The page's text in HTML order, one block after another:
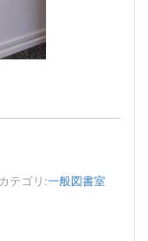
カテゴリ:一般図書室